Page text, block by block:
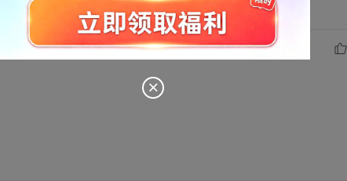
占内存 就算是功能很简单的程序 来不来就3~4M的内存占用